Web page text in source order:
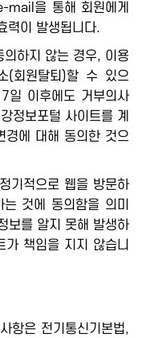
mail을 통해 회원에게
력이 발생됩니다.
하지 않는 경우, 이용
(회원탈퇴)할 수 있으
일 이후에도 거부의사
정보포털 사이트를 계
경에 대해 동의한 것으
기적으로 웹을 방문하
것에 동의함을 의미
보를 알지 못해 발생하
가 책임을 지지 않습니
항은 전기통신기본법,